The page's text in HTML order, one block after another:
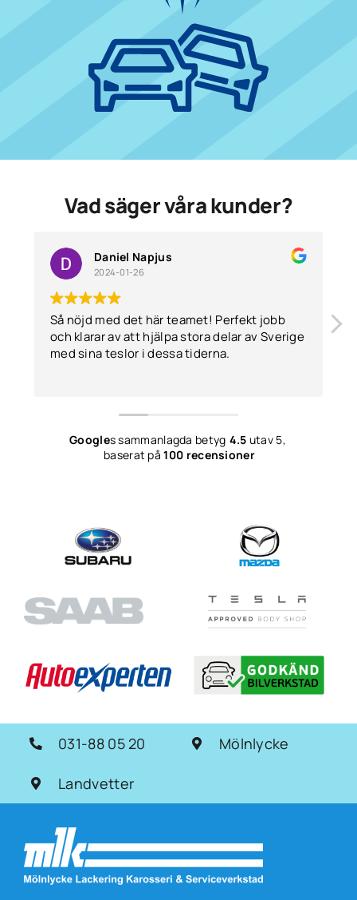
Vad säger våra kunder?
Daniel Napjus
2024-01-26
Så nöjd med det här teamet! Perfekt jobb
och klarar av att hjälpa stora delar av Sverige
med sina teslor i dessa tiderna.
Googles sammanlagda betyg 4.5 utav 5,
baserat på100 recensioner
031-88 05 20 Mölnlycke
Landvetter